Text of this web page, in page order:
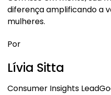
diferença amplificando a
mulheres.
Por
Lívia Sitta
Consumer Insights